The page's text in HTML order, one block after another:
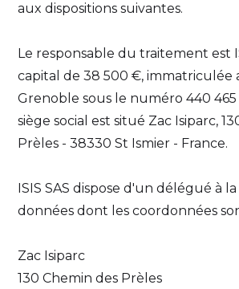
aux dispositions suivantes.
Le responsable du traitement est
capital de 38 500 €, immatriculée
Grenoble sous le numéro 440
siège social est situé Zac Isiparc,
Prèles - 38330 St Ismier - France.
ISIS SAS dispose d'un délégué à
données dont les coordonnées
Zac Isiparc
130 Chemin des Prèles